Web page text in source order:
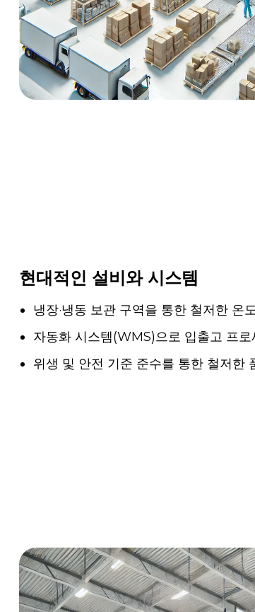
현대적인 설비와 시스템
냉장·냉동 보관 구역을 통한 철저한 온
자동화 시스템(WMS)으로 입출고 프
위생 및 안전 기준 준수를 통한 철저한